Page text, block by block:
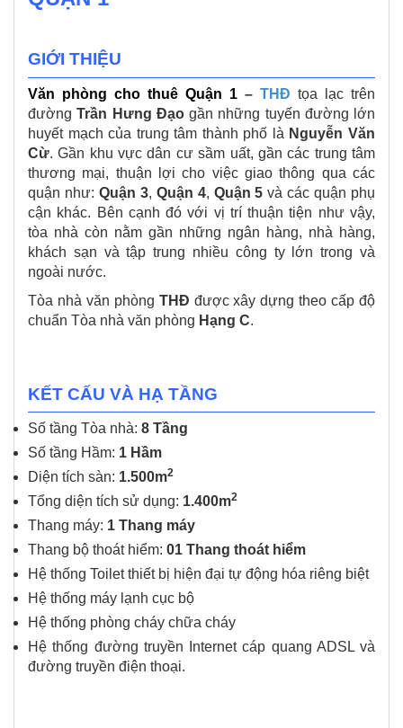
GIỚI THIỆU
Văn phòng cho thuê Quận 1 – THĐ tọa lạc trên
đườngTrần Hưng Đạogần những tuyến đường lớn
huyết mạch của trung tâm thành phố là Nguyễn Văn
Cừ. Gần khu vực dân cư sầm uất, gần các trung tâm
thương mại, thuận lợi cho việc giao thông qua các
quận như: Quận 3, Quận 4, Quận 5 và các quận phụ
cận khác. Bên cạnh đó với vị trí thuận tiện như vậy,
tòa nhà còn nằm gần những ngân hàng, nhà hàng,
khách sạn và tập trung nhiều công ty lớn trong và
ngoài nước.
Tòa nhà văn phòng THĐ được xây dựng theo cấp độ
chuẩn Tòa nhà văn phòng Hạng C.
KẾT CẤU VÀ HẠ TẦNG
Số tầng Tòa nhà: 8 Tầng
Số tầng Hầm: 1 Hầm
Diện tích sàn: 1.500m2
Tổng diện tích sử dụng: 1.400m2
Thang máy: 1 Thang máy
Thang bộ thoát hiểm: 01 Thang thoát hiểm
Hệ thống Toilet thiết bị hiện đại tự động hóa riêng biệt
Hệ thống máy lạnh cục bộ
Hệ thống phòng cháy chữa cháy
Hệ thống đường truyền Internet cáp quang ADSL và
đường truyền điện thoại.